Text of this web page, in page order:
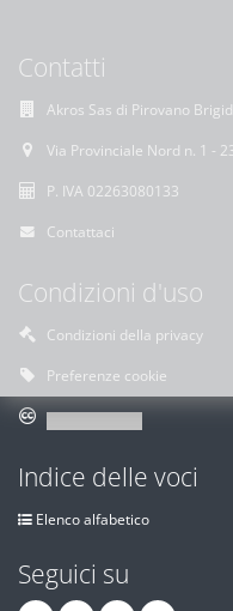
Contatti
Akros Sas di Pirovano
Via Provinciale Nord n. 1 -
P. IVA 02263080133
Contattaci
Condizioni d'uso
Condizioni della privacy
Preferenze cookie
Indice delle voci
Elenco alfabetico
Seguici su